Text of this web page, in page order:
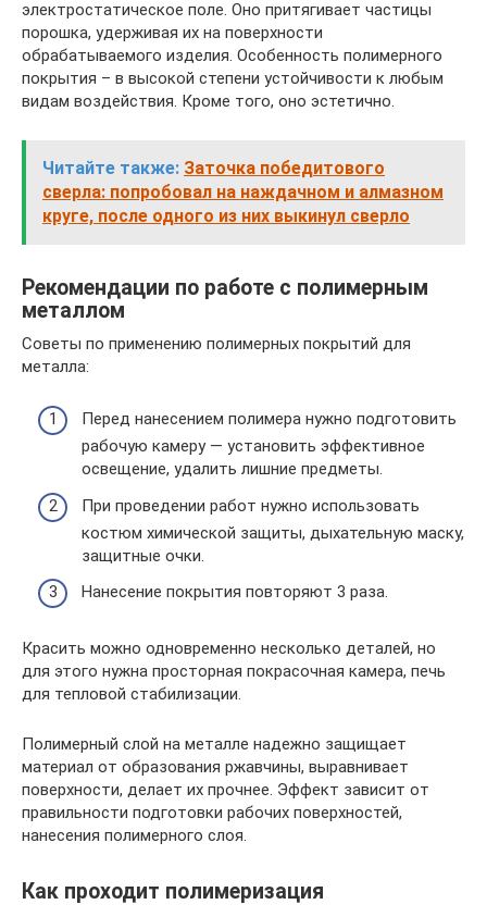
электростатическое поле. Оно притягивает частицы
порошка, удерживая их на поверхности
обрабатываемого изделия. Особенность полимерного
покрытия – в высокой степени устойчивости к любым
видам воздействия. Кроме того, оно эстетично.
Читайте также: Заточка победитового
сверла: попробовал на наждачном и алмазном
круге, после одного из них выкинул сверло
Рекомендации по работе с полимерным
металлом
Советы по применению полимерных покрытий для
металла:
Перед нанесением полимера нужно подготовить
рабочую камеру — установить эффективное
освещение, удалить лишние предметы.
При проведении работ нужно использовать
костюм химической защиты, дыхательную маску,
защитные очки.
Нанесение покрытия повторяют 3 раза.
Красить можно одновременно несколько деталей, но
для этого нужна просторная покрасочная камера, печь
для тепловой стабилизации.
Полимерный слой на металле надежно защищает
материал от образования ржавчины, выравнивает
поверхности, делает их прочнее. Эффект зависит от
правильности подготовки рабочих поверхностей,
нанесения полимерного слоя.
Как проходит полимеризация